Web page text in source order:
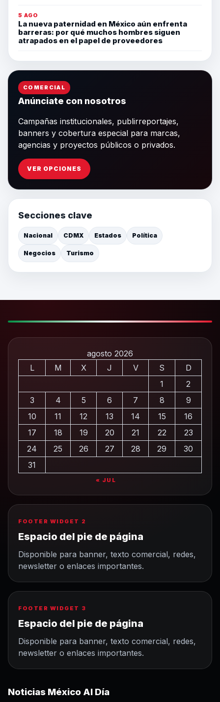
5 AGO
La nueva paternidad en México aún enfrenta
barreras: por qué muchos hombres siguen
atrapados en el papel de proveedores
COMERCIAL
Anúnciate con nosotros
Campañas institucionales, publirreportajes,
banners y cobertura especial para marcas,
agencias y proyectos públicos o privados.
VER OPCIONES
Secciones clave
Nacional CDMX Estados Política
Negocios Turismo
agosto 2026
L
M X J V S
D
1
2
3
4 5 6 7 8
9
10
11 12 13 14 15
16
17
18 19 20 21 22
23
24
25 26 27 28 29
30
31
« JUL
FOOTER WIDGET 2
Espacio del pie de página
Disponible para banner, texto comercial, redes,
newsletter o enlaces importantes.
FOOTER WIDGET 3
Espacio del pie de página
Disponible para banner, texto comercial, redes,
newsletter o enlaces importantes.
Noticias México Al Día